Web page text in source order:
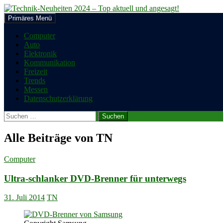
Zum
Inhalt
springen
Technik-Neuheiten 2024 – Top
Suchen
Primäres Menü
Computer
Auto
Elektronik
Kommunikation
Freizeit
Trends
Messen
Datenschutzerklärung
Suchen
nach:
Alle Beiträge von TN
Computer
Ultra-schlanker DVD-Brenner für unterwegs
31. Juli 2014 TN